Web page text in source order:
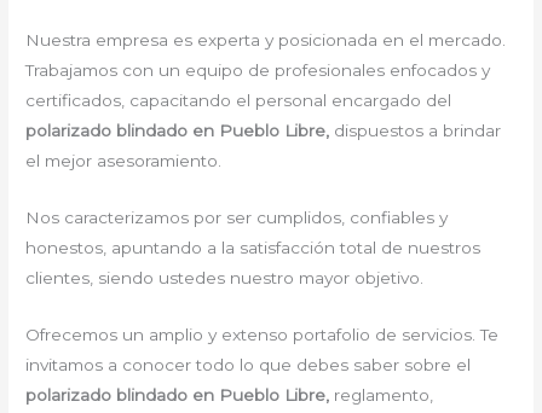
Nuestra empresa es experta y posicionada en el mercado.
Trabajamos con un equipo de profesionales enfocados y
certificados, capacitando el personal encargado del
polarizado blindado en Pueblo Libre, dispuestos a brindar
el mejor asesoramiento.
Nos caracterizamos por ser cumplidos, confiables y
honestos, apuntando a la satisfacción total de nuestros
clientes, siendo ustedes nuestro mayor objetivo.
Ofrecemos un amplio y extenso portafolio de servicios. Te
invitamos a conocer todo lo que debes saber sobre el
polarizado blindado en Pueblo Libre, reglamento,